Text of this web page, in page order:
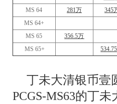
MS 64
281万
345
MS 64+
MS 65
356.5万
MS 65+
丁未大清银币壹
PCGS-MS63的丁